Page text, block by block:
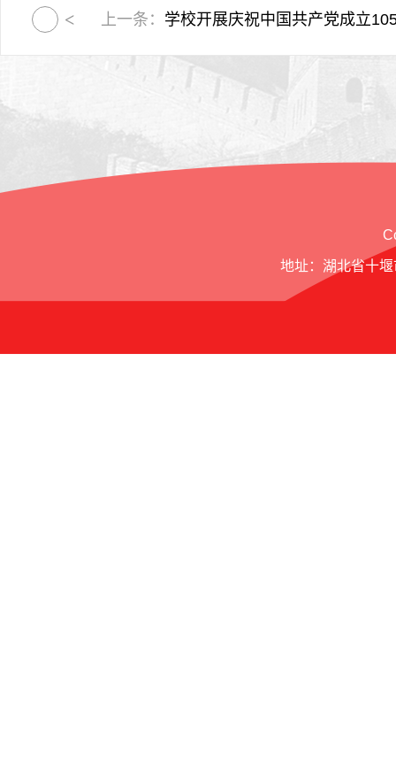
上一条： 学校开展庆祝中国共产党成立
地址：湖北省十